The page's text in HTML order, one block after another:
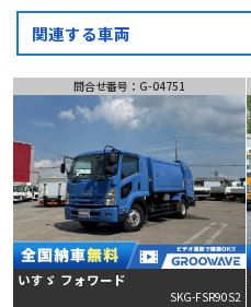
関連する車両
問合せ番号：G-04751
いすゞ フォワード
SKG-FSR90S2